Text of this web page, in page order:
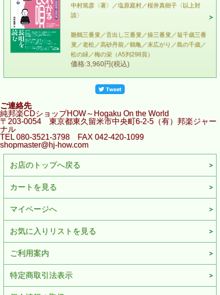
中村篤彦〈著〉／塩原庭村／桜井真樹子〈以上対
談〉
雛鶴三番叟／舌出し三番叟／操三番叟／翁千歳三番
叟／老松／高砂丹前／鶴亀／末広がり／島の千歳／
松の緑／梅の栄（A5判298頁）
価格:3,960円(税込)
ご連絡先
純邦楽CDショップHOW～Hogaku On the World
〒203-0054 東京都東久留米市中央町6-2-5（有）邦楽ジャー
ナル
TEL 080-3521-3798 FAX 042-420-1099
shopmaster@hj-how.com
お店のトップへ戻る
カートを見る
マイページへ
お気に入りリストを見る
ご利用案内
特定商取引法表示